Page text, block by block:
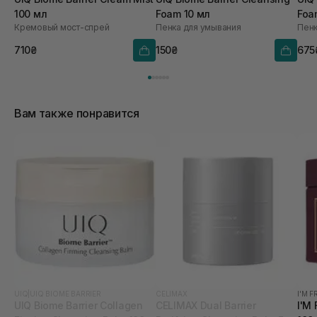
100 мл
Кремовый мост-спрей
710₴
Foam 10 мл
Пенка для умывания
150₴
Вам также понравится
I'M
I'M